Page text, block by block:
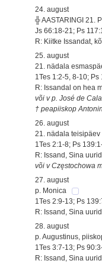
24. august
╬ AASTARINGI 21.
Js 66:18-21; Ps
R: Kiitke Issandat,
25. august
21. nädala
1Tes 1:2-5, 8-10;
R: Issandal on hea
või v p. José de
† peapiiskop
26. august
21. nädala teisipäev
1Tes 2:1-8; Ps
R: Issand, Sina
või v Częstochowa
27. august
p. Monica
1Tes 2:9-13; Ps
R: Issand, Sina
28. august
p. Augustinus,
1Tes 3:7-13; Ps
R: Issand, Sina